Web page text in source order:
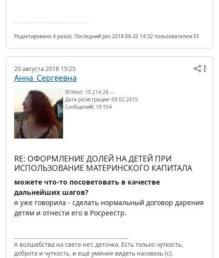
Редактировано 4 раз(а). Последний раз 2018-08-20 14:32 пользователем EF.
20 августа 2018 15:25
Анна_Сергеевна
IP/Host: 10.214.28.---
Дата регистрации: 09.02.2015
Сообщений: 19 554
RE: ОФОРМЛЕНИЕ ДОЛЕЙ НА ДЕТЕЙ ПРИ
ИСПОЛЬЗОВАНИЕ МАТЕРИНСКОГО КАПИТАЛА
можете что-то посоветовать в качестве
дальнейших шагов?
я уже говорила - сделать нормальный договор дарения
детям и отнести его в Росреестр.
А волшебства на свете нет, деточка. Есть только чуткость,
доброта и чуткость, и ещё умение видеть насквозь (с).